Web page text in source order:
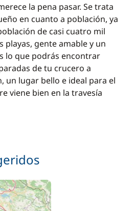
la pena pasar. Se trata
en cuanto a población, ya
de casi cuatro mil
playas, gente amable y un
lo que podrás encontrar
de tu crucero a
un lugar bello e ideal para el
viene bien en la travesía